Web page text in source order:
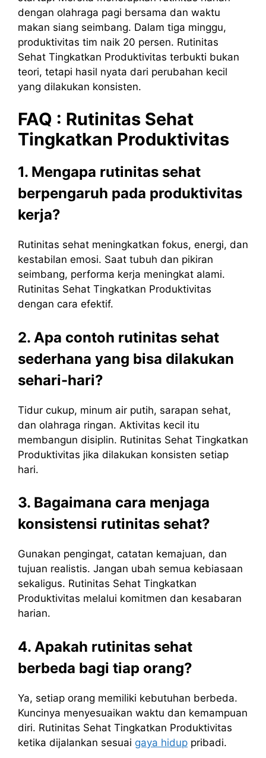
dengan olahraga pagi bersama dan waktu
makan siang seimbang. Dalam tiga minggu,
produktivitas tim naik 20 persen. Rutinitas
Sehat Tingkatkan Produktivitas terbukti bukan
teori, tetapi hasil nyata dari perubahan kecil
yang dilakukan konsisten.
FAQ : Rutinitas Sehat
Tingkatkan Produktivitas
1. Mengapa rutinitas sehat
berpengaruh pada produktivitas
kerja?
Rutinitas sehat meningkatkan fokus, energi, dan
kestabilan emosi. Saat tubuh dan pikiran
seimbang, performa kerja meningkat alami.
Rutinitas Sehat Tingkatkan Produktivitas
dengan cara efektif.
2. Apa contoh rutinitas sehat
sederhana yang bisa dilakukan
sehari-hari?
Tidur cukup, minum air putih, sarapan sehat,
dan olahraga ringan. Aktivitas kecil itu
membangun disiplin. Rutinitas Sehat Tingkatkan
Produktivitas jika dilakukan konsisten setiap
hari.
3. Bagaimana cara menjaga
konsistensi rutinitas sehat?
Gunakan pengingat, catatan kemajuan, dan
tujuan realistis. Jangan ubah semua kebiasaan
sekaligus. Rutinitas Sehat Tingkatkan
Produktivitas melalui komitmen dan kesabaran
harian.
4. Apakah rutinitas sehat
berbeda bagi tiap orang?
Ya, setiap orang memiliki kebutuhan berbeda.
Kuncinya menyesuaikan waktu dan kemampuan
diri. Rutinitas Sehat Tingkatkan Produktivitas
ketika dijalankan sesuai gaya hidup pribadi.